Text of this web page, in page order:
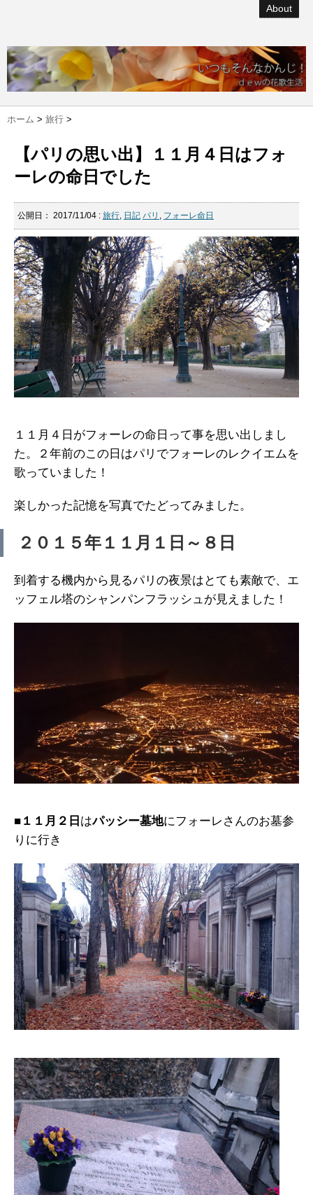
About
ホーム > 旅行 >
【パリの思い出】１１月４日はフォ
ーレの命日でした
公開日： 2017/11/04 : 旅行, 日記 パリ , フォーレ命日
１１月４日がフォーレの命日って事を思い出しまし
た。２年前のこの日はパリでフォーレのレクイエムを
歌っていました！
楽しかった記憶を写真でたどってみました。
２０１５年１１月１日～８日
到着する機内から見るパリの夜景はとても素敵で、エ
ッフェル塔のシャンパンフラッシュが見えました！
■１１月２日 はパッシー墓地にフォーレさんのお墓参
りに行き